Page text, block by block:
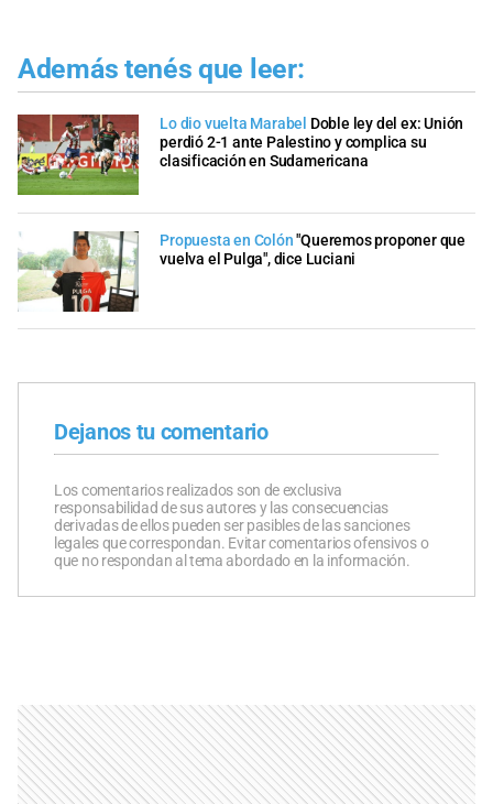
Además tenés que leer:
Lo dio vuelta Marabel Doble ley del ex: Unión
perdió 2-1 ante Palestino y complica su
clasificación en Sudamericana
Propuesta en Colón "Queremos proponer que
vuelva el Pulga", dice Luciani
Dejanos tu comentario
Los comentarios realizados son de exclusiva
responsabilidad de sus autores y las consecuencias
derivadas de ellos pueden ser pasibles de las sanciones
legales que correspondan. Evitar comentarios ofensivos o
que no respondan al tema abordado en la información.